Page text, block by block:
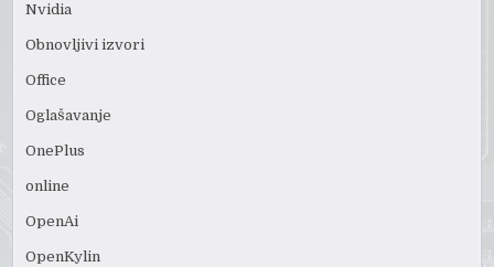
Nvidia
Obnovljivi izvori
Office
Oglašavanje
OnePlus
online
OpenAi
OpenKylin